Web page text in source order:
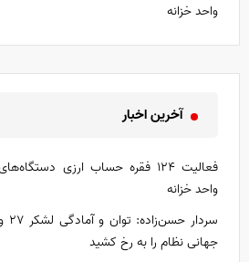
واحد خزانه
آخرین اخبار
فعالیت ۱۲۴ فقره حساب ارزی
واحد خزانه
جهانی نظام را به رخ کشید